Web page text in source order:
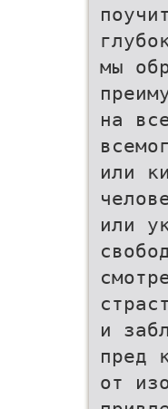
мы
на
или
или
и
пред
от